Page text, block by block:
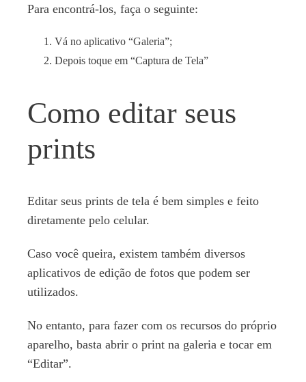
Para encontrá-los, faça o seguinte:
Vá no aplicativo “Galeria”;
Depois toque em “Captura de Tela”
Como editar seus
prints
Editar seus prints de tela é bem simples e feito
diretamente pelo celular.
Caso você queira, existem também diversos
aplicativos de edição de fotos que podem ser
utilizados.
No entanto, para fazer com os recursos do próprio
aparelho, basta abrir o print na galeria e tocar em
“Editar”.